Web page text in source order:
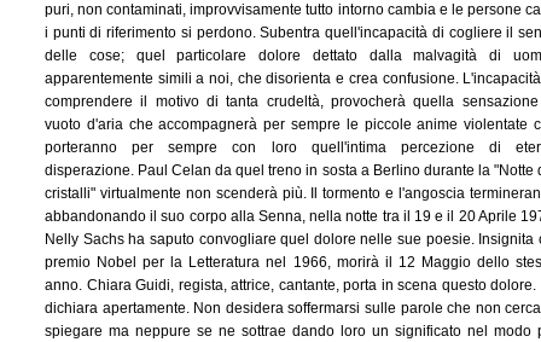
puri, non contaminati, improvvisamente tutto intorno cambia e le persone
i punti di riferimento si perdono. Subentra quell'incapacità di cogliere il
delle cose; quel particolare dolore dettato dalla malvagità di
apparentemente simili a noi, che disorienta e crea confusione.
comprendere il motivo di tanta crudeltà, provocherà quella
vuoto d'aria che accompagnerà per sempre le piccole anime violentate
porteranno per sempre con loro quell'intima percezione di
disperazione. Paul Celan da quel treno in sosta a Berlino durante la "Notte
cristalli" virtualmente non scenderà più. Il tormento e l'angoscia
abbandonando il suo corpo alla Senna, nella notte tra il 19 e il 20 Aprile
Nelly Sachs ha saputo convogliare quel dolore nelle sue poesie. Insignita
premio Nobel per la Letteratura nel 1966, morirà il 12 Maggio dello
anno. Chiara Guidi, regista, attrice, cantante, porta in scena questo dolore.
dichiara apertamente. Non desidera soffermarsi sulle parole che non
spiegare ma neppure se ne sottrae dando loro un significato nel modo